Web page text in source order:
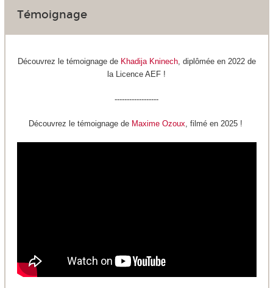
Témoignage
Découvrez le témoignage de Khadija Kninech, diplômée en 2022 de
la Licence AEF !
------------------
Découvrez le témoignage de Maxime Ozoux, filmé en 2025 !